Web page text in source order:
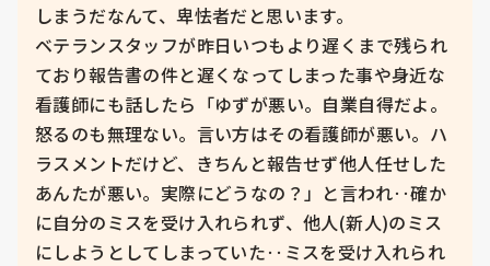
しまうだなんて、卑怯者だと思います。
ベテランスタッフが昨日いつもより遅くまで残られ
ており報告書の件と遅くなってしまった事や身近な
看護師にも話したら「ゆずが悪い。自業自得だよ。
怒るのも無理ない。言い方はその看護師が悪い。ハ
ラスメントだけど、きちんと報告せず他人任せした
あんたが悪い。実際にどうなの？」と言われ‥確か
に自分のミスを受け入れられず、他人(新人)のミス
にしようとしてしまっていた‥ミスを受け入れられ